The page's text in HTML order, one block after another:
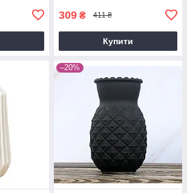
309 ₴ 411 ₴
Купити
–20%